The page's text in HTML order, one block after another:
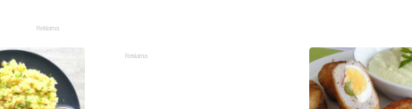
Reklama
Reklama